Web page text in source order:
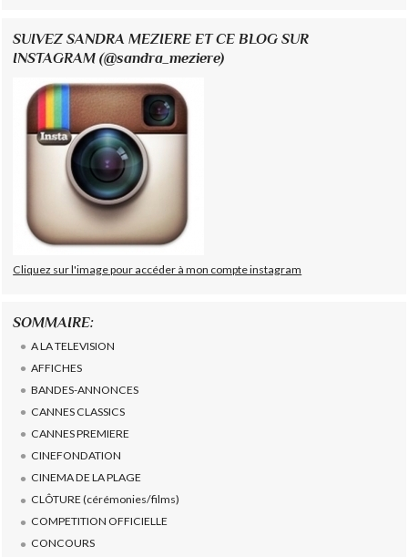
SUIVEZ SANDRA MEZIERE ET CE BLOG SUR
INSTAGRAM (@sandra_meziere)
Cliquez sur l'image pour accéder à mon compte instagram
SOMMAIRE:
A LA TELEVISION
AFFICHES
BANDES-ANNONCES
CANNES CLASSICS
CANNES PREMIERE
CINEFONDATION
CINEMA DE LA PLAGE
CLÔTURE (cérémonies/films)
COMPETITION OFFICIELLE
CONCOURS